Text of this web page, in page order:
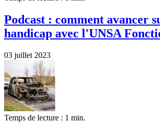
Podcast : comment avancer
handicap avec l'UNSA
03 juillet 2023
Temps de lecture : 1 min.